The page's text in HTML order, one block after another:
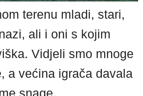
terenu mladi, stari,
ali i oni s kojim
Vidjeli smo mnoge
a većina igrača davala
snage.